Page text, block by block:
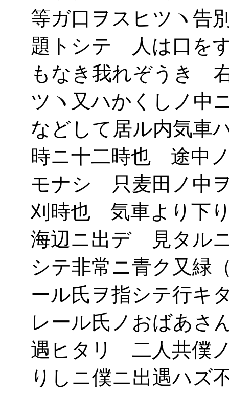
等ガ口ヲスヒツヽ告
題トシテ 人は口を
もなき我れぞうき
ツヽ又ハかくしノ中
などして居ル内気
時ニ十二時也 途中
モナシ 只麦田ノ中
刈時也 気車より下
海辺ニ出デゝ見タル
シテ非常ニ青ク又緑
ール氏ヲ指シテ行キ
レール氏ノおばあさ
遇ヒタリ 二人共僕
りしニ僕ニ出遇ハ